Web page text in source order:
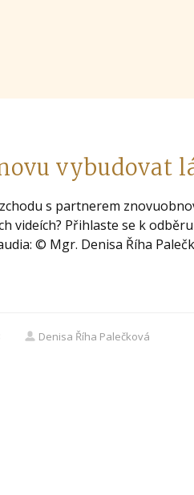
vybudovat
s partnerem
videích? Přihlaste se k
© Mgr. Denisa Říha
Denisa Říha Palečková